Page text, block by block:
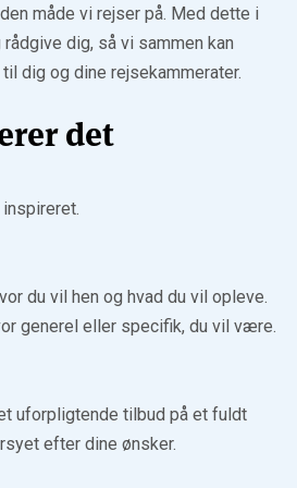
måde vi rejser på. Med dette i
dig, så vi sammen kan
dig og dine rejsekammerater.
det
du vil hen og hvad du vil opleve.
generel eller specifik, du vil være.
uforpligtende tilbud på et fuldt
efter dine ønsker.